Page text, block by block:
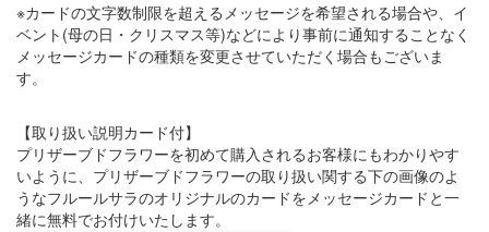
※カードの文字数制限を超えるメッセージを希望される場合や、イ
ベント(母の日・クリスマス等)などにより事前に通知することなく
メッセージカードの種類を変更させていただく場合もございま
す。
【取り扱い説明カード付】
プリザーブドフラワーを初めて購入されるお客様にもわかりやす
いように、プリザーブドフラワーの取り扱い関する下の画像のよ
うなフルールサラのオリジナルのカードをメッセージカードと一
緒に無料でお付けいたします。